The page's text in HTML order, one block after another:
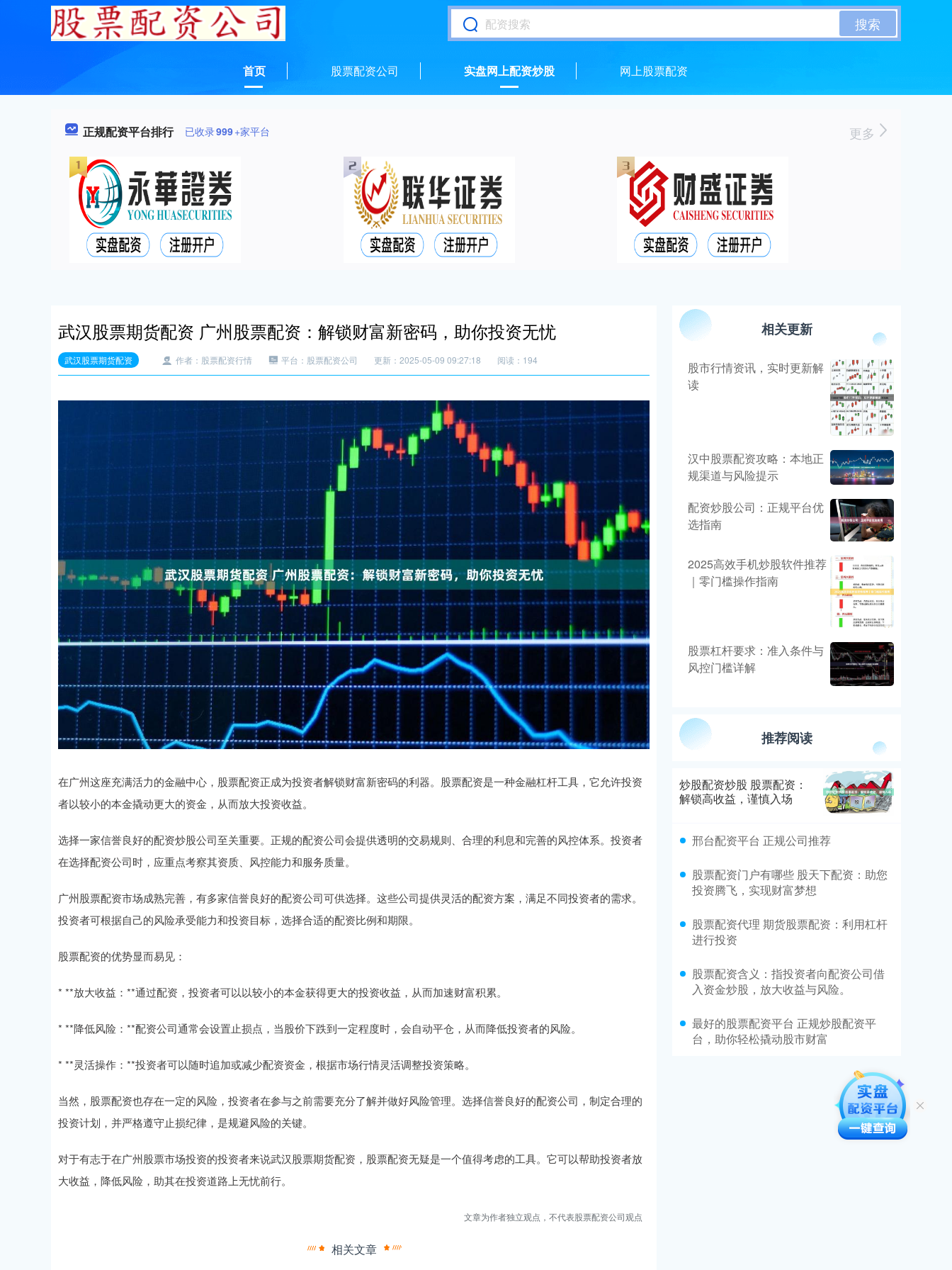
搜索
首页 股票配资公司 实盘网上配资炒股 网上股票配资
正规配资平台排行 已收录999+家平台 更多
武汉股票期货配资 广州股票配资：解锁财富新密码，助你投资无忧
武汉股票期货配资 作者：股票配资行情 平台：股票配资公司 更新：2025-05-09 09:27:18 阅读：194
在广州这座充满活力的金融中心，股票配资正成为投资者解锁财富新密码的利器。股票配资是一种金融杠杆工具，它允许投资
者以较小的本金撬动更大的资金，从而放大投资收益。
选择一家信誉良好的配资炒股公司至关重要。正规的配资公司会提供透明的交易规则、合理的利息和完善的风控体系。投资者
在选择配资公司时，应重点考察其资质、风控能力和服务质量。
广州股票配资市场成熟完善，有多家信誉良好的配资公司可供选择。这些公司提供灵活的配资方案，满足不同投资者的需求。
投资者可根据自己的风险承受能力和投资目标，选择合适的配资比例和期限。
股票配资的优势显而易见：
* **放大收益：**通过配资，投资者可以以较小的本金获得更大的投资收益，从而加速财富积累。
* **降低风险：**配资公司通常会设置止损点，当股价下跌到一定程度时，会自动平仓，从而降低投资者的风险。
* **灵活操作：**投资者可以随时追加或减少配资资金，根据市场行情灵活调整投资策略。
当然，股票配资也存在一定的风险，投资者在参与之前需要充分了解并做好风险管理。选择信誉良好的配资公司，制定合理的
投资计划，并严格遵守止损纪律，是规避风险的关键。
对于有志于在广州股票市场投资的投资者来说武汉股票期货配资，股票配资无疑是一个值得考虑的工具。它可以帮助投资者放
大收益，降低风险，助其在投资道路上无忧前行。
文章为作者独立观点，不代表股票配资公司观点
相关文章
相关更新
股市行情资讯，实时更新解
读
汉中股票配资攻略：本地正
规渠道与风险提示
配资炒股公司：正规平台优
选指南
2025高效手机炒股软件推荐
｜零门槛操作指南
股票杠杆要求：准入条件与
风控门槛详解
推荐阅读
炒股配资炒股 股票配资：
解锁高收益，谨慎入场
邢台配资平台 正规公司推荐
股票配资门户有哪些 股天下配资：助您
投资腾飞，实现财富梦想
股票配资代理 期货股票配资：利用杠杆
进行投资
股票配资含义：指投资者向配资公司借
入资金炒股，放大收益与风险。
最好的股票配资平台 正规炒股配资平
台，助你轻松撬动股市财富